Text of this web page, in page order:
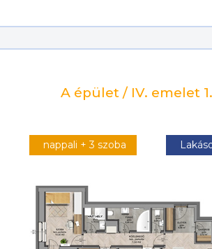
A épület / IV. emelet
nappali + 3 szoba